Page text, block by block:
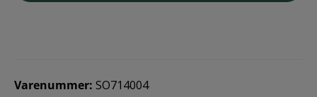
Varenummer: SO714004